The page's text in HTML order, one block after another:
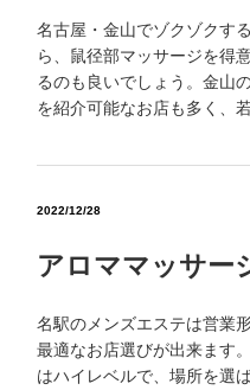
名古屋・金山でゾクゾクす
ら、鼠径部マッサージを得
るのも良いでしょう。金山
を紹介可能なお店も多く、
2022/12/28
アロママッサー
名駅のメンズエステは営業
最適なお店選びが出来ます
はハイレベルで、場所を選